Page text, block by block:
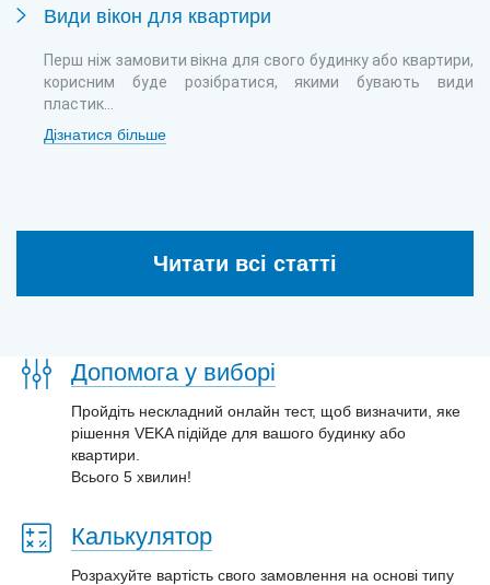
Види вікон для квартири
Перш ніж замовити вікна для свого будинку або квартири,
корисним буде розібратися, якими бувають види
пластик...
Дізнатися більше
Читати всі статті
Допомога у виборі
Пройдіть нескладний онлайн тест, щоб визначити, яке
рішення VEKA підійде для вашого будинку або
квартири.
Всього 5 хвилин!
Калькулятор
Розрахуйте вартість свого замовлення на основі типу